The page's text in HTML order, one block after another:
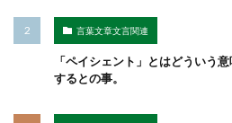
言葉文章文言関連
「ペイシェント」とはどういう
するとの事。